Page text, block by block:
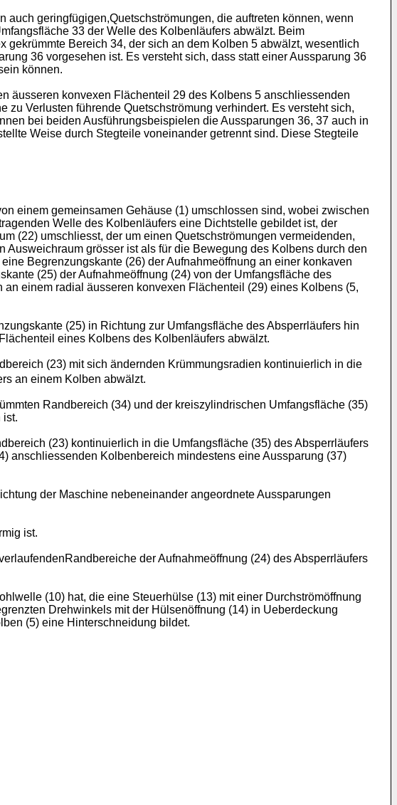
geringfügigen,Quetschströmungen, die auftreten können, wenn
33 der Welle des Kolbenläufers abwälzt. Beim
Bereich 34, der sich an dem Kolben 5 abwälzt, wesentlich
36 vorgesehen ist. Es versteht sich, dass statt einer Aussparung 36
können.
äusseren konvexen Flächenteil 29 des Kolbens 5 anschliessenden
Verlusten führende Quetschströmung verhindert. Es versteht sich,
bei beiden Ausführungsbeispielen die Aussparungen 36, 37 auch in
Weise durch Stegteile voneinander getrennt sind. Diese Stegteile
einem gemeinsamen Gehäuse (1) umschlossen sind, wobei zwischen
Welle des Kolbenläufers eine Dichtstelle gebildet ist, der
(22) umschliesst, der um einen Quetschströmungen vermeidenden,
grösser ist als für die Bewegung des Kolbens durch den
Begrenzungskante (26) der Aufnahmeöffnung an einer konkaven
(25) der Aufnahmeöffnung (24) von der Umfangsfläche des
einem radial äusseren konvexen Flächenteil (29) eines Kolbens (5,
(25) in Richtung zur Umfangsfläche des Absperrläufers hin
eines Kolbens des Kolbenläufers abwälzt.
(23) mit sich ändernden Krümmungsradien kontinuierlich in die
an einem Kolben abwälzt.
Randbereich (34) und der kreiszylindrischen Umfangsfläche (35)
ist.
(23) kontinuierlich in die Umfangsfläche (35) des Absperrläufers
anschliessenden Kolbenbereich mindestens eine Aussparung (37)
der Maschine nebeneinander angeordnete Aussparungen
ist.
der Aufnahmeöffnung (24) des Absperrläufers
(10) hat, die eine Steuerhülse (13) mit einer Durchströmöffnung
Drehwinkels mit der Hülsenöffnung (14) in Ueberdeckung
(5) eine Hinterschneidung bildet.